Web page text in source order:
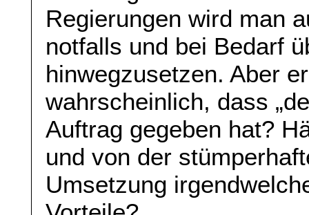
Regierungen wird man
notfalls und bei Bedarf
hinwegzusetzen. Aber
wahrscheinlich, dass
Auftrag gegeben hat?
und von der
Umsetzung